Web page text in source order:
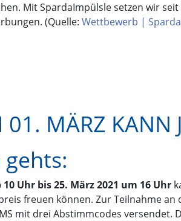
Mit SpardaImpülsle setzen wir
(Quelle: Wettbewerb |
MÄRZ KANN
gehts:
10 Uhr bis 25. März 2021 um 16 Uhr
freuen können. Zur Teilnahme
mit drei Abstimmcodes versendet.